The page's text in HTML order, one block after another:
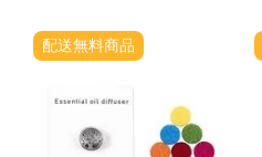
配送無料商品